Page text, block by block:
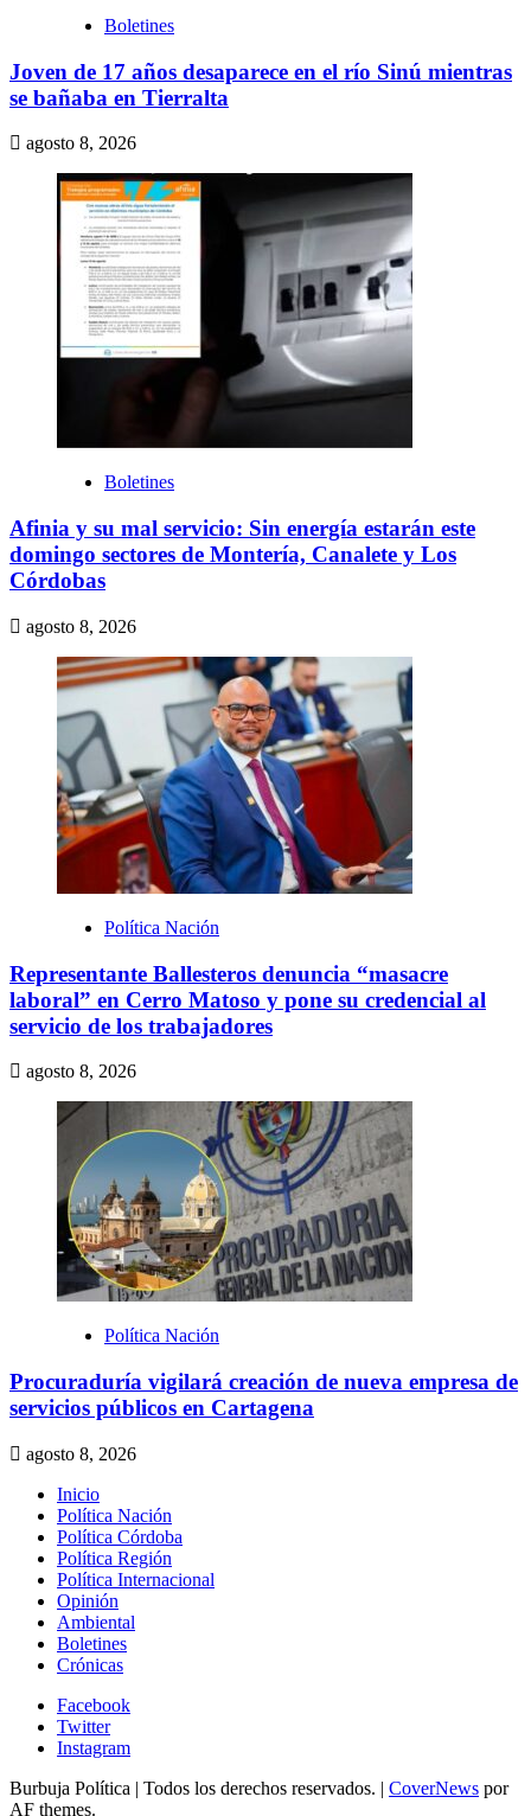
Boletines
Joven de 17 años desaparece en el río Sinú mientras
se bañaba en Tierralta
agosto 8, 2026
Boletines
Afinia y su mal servicio: Sin energía estarán este
domingo sectores de Montería, Canalete y Los
Córdobas
agosto 8, 2026
Política Nación
Representante Ballesteros denuncia “masacre
laboral” en Cerro Matoso y pone su credencial al
servicio de los trabajadores
agosto 8, 2026
Política Nación
Procuraduría vigilará creación de nueva empresa de
servicios públicos en Cartagena
agosto 8, 2026
Inicio
Política Nación
Política Córdoba
Política Región
Política Internacional
Opinión
Ambiental
Boletines
Crónicas
Facebook
Twitter
Instagram
Burbuja Política | Todos los derechos reservados. | CoverNews por
AF themes.